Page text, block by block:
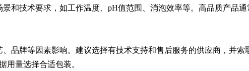
景和技术要求，如工作温度、pH值范围、消泡效率等。高品质产品通
品牌等因素影响。建议选择有技术支持和售后服务的供应商，并索
用量选择合适包装。